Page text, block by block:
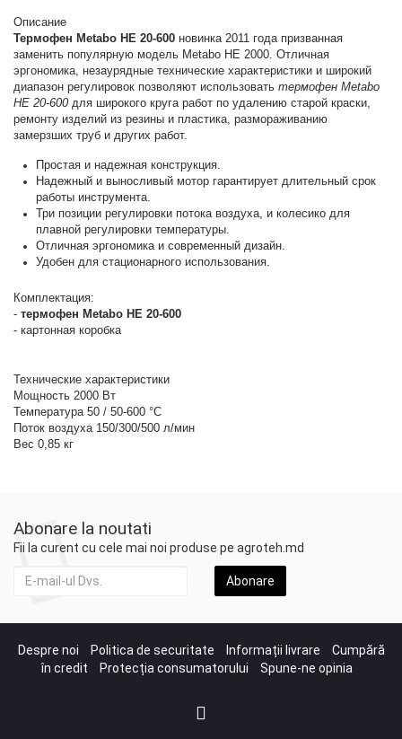
Описание
Термофен Metabo HE 20-600 новинка 2011 года призванная
заменить популярную модель Metabo HE 2000. Отличная
эргономика, незаурядные технические характеристики и широкий
диапазон регулировок позволяют использовать термофен Metabo
HE 20-600 для широкого круга работ по удалению старой краски,
ремонту изделий из резины и пластика, размораживанию
замерзших труб и других работ.
Простая и надежная конструкция.
Надежный и выносливый мотор гарантирует длительный срок
работы инструмента.
Три позиции регулировки потока воздуха, и колесико для
плавной регулировки температуры.
Отличная эргономика и современный дизайн.
Удобен для стационарного использования.
Комплектация:
- термофен Metabo HE 20-600
- картонная коробка
Технические характеристики
Мощность 2000 Вт
Температура 50 / 50-600 °С
Поток воздуха 150/300/500 л/мин
Вес 0,85 кг
Abonare la noutati
Fii la curent cu cele mai noi produse pe agroteh.md
Abonare
Despre noi Politica de securitate Informații livrare
Cumpără
în credit
Protecția consumatorului Spune-ne opinia